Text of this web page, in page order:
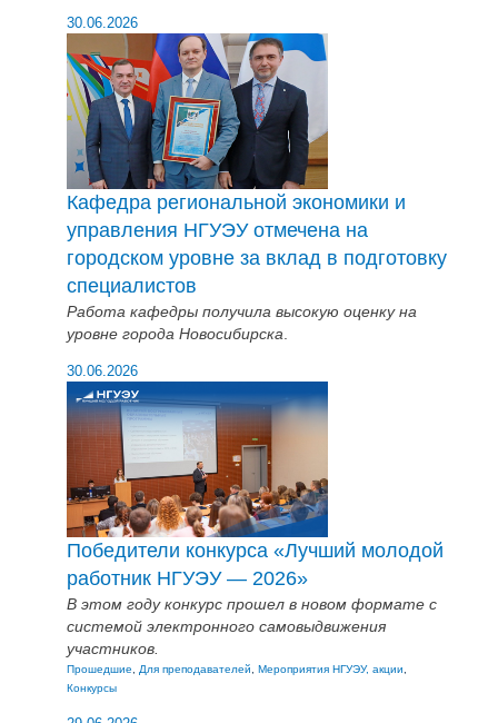
30.06.2026
Кафедра региональной экономики и
управления НГУЭУ отмечена на
городском уровне за вклад в подготовку
специалистов
Работа кафедры получила высокую оценку на
уровне города Новосибирска
30.06.2026
Победители конкурса «Лучший молодой
работник НГУЭУ — 2026»
В этом году конкурс прошел в новом формате с
системой электронного самовыдвижения
участников.
Прошедшие Для преподавателей Мероприятия НГУЭУ, акции
Конкурсы